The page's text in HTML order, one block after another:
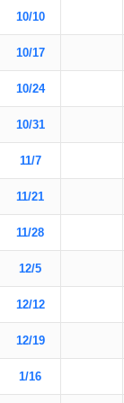
10/10
10/17
10/24
10/31
11/7
11/21
11/28
12/5
12/12
12/19
1/16